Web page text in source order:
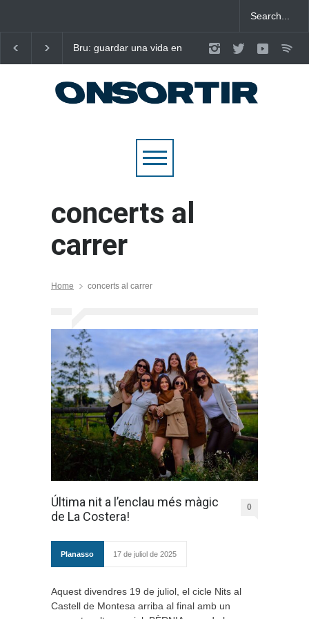
Bru: guardar una vida en
pop emocional
Laura West imposa el
criteri al ritme del
pop de “m’enxules”
concerts al
carrer
Home concerts al carrer
Última nit a l’enclau més màgic
de La Costera!
0
Planasso 17 de juliol de 2025
Aquest divendres 19 de juliol, el cicle Nits al
Castell de Montesa arriba al final amb un